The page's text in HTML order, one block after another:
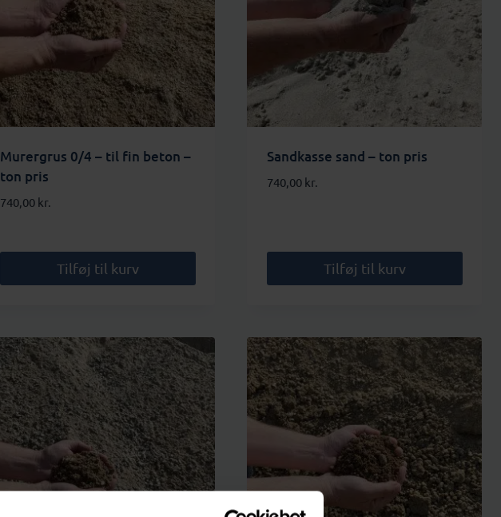
Murergrus 0/4 – til fin beton –
ton pris
740,00 kr.
Tilføj til kurv
Sandkasse sand – ton pris
740,00 kr.
Tilføj til kurv